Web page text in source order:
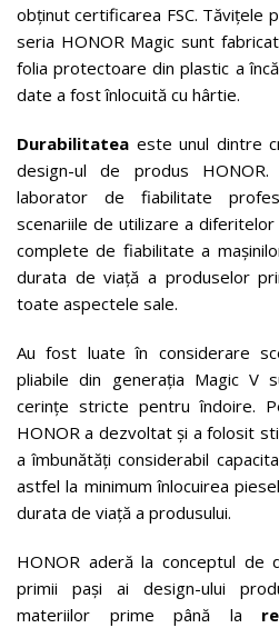
obținut certificarea FSC. Tăvițele
seria HONOR Magic sunt
folia protectoare din plastic a
date a fost înlocuită cu hârtie.
Durabilitatea este unul dintre
design-ul de produs
laborator de fiabilitate
scenariile de utilizare a
complete de fiabilitate a
durata de viață a produselor
toate aspectele sale.
Au fost luate în considerare
pliabile din generația Magic V
cerințe stricte pentru îndoire.
HONOR a dezvoltat și a folosit
a îmbunătăți considerabil
astfel la minimum înlocuirea
durata de viață a produsului.
HONOR aderă la conceptul de
primii pași ai design-ului
materiilor prime până la